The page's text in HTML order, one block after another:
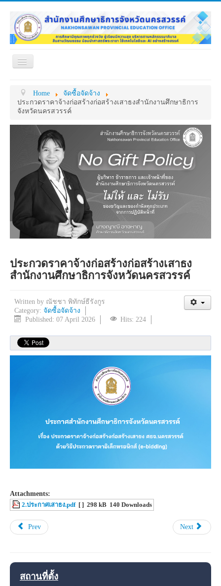
Toggle
เกี่ยวกับ ศธจ.
หน่วยงานภายใน
MY OFFICE
ดาวน์โหลด
ข้อมูลการติดต่อ
Home
จัดซื้อจัดจ้าง
ประกวดราคาจ้างก่อสร้างก่อสร้างเสาธงสำนักงานศึกษาธิการ
จังหวัดนครสวรรค์
ประกวดราคาจ้างก่อสร้างก่อสร้างเสาธง
สำนักงานศึกษาธิการจังหวัดนครสวรรค์
Written by ณัชชา พิทักษ์ธีรังกูร
Category: จัดซื้อจัดจ้าง
Published: 07 April 2026
Hits: 224
Attachments:
2.ประกาศเสาธง.pdf [ ] 298 kB 140 Downloads
Prev Next
สถานที่ตั้ง